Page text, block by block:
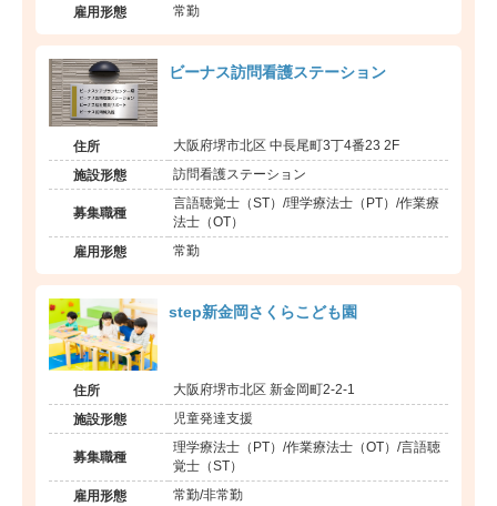
雇用形態 常勤
ビーナス訪問看護ステーション
住所 大阪府堺市北区 中長尾町3丁4番23 2F
施設形態 訪問看護ステーション
募集職種
言語聴覚士（ST）/理学療法士（PT）/作業療
法士（OT）
雇用形態 常勤
step新金岡さくらこども園
住所 大阪府堺市北区 新金岡町2-2-1
施設形態 児童発達支援
募集職種
理学療法士（PT）/作業療法士（OT）/言語聴
覚士（ST）
雇用形態 常勤/非常勤